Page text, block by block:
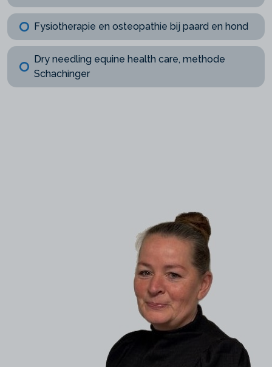
Fysiotherapie en osteopathie bij paard en hond
Dry needling equine health care, methode
Schachinger